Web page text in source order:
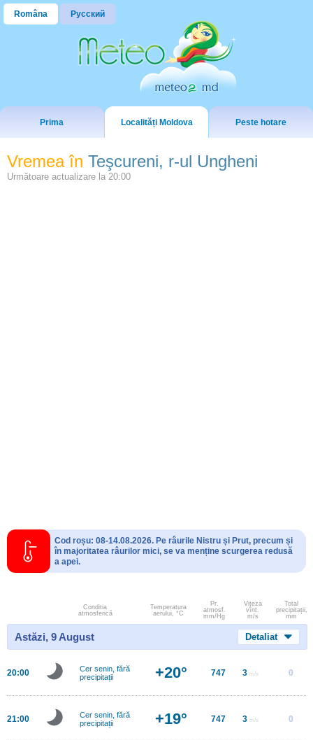
Româna Русский
Prima Localități Moldova Peste hotare
Vremea în Teşcureni, r-ul Ungheni
Următoare actualizare la 20:00
Cod roșu: 08-14.08.2026. Pe râurile Nistru și Prut, precum și
în majoritatea râurilor mici, se va menține scurgerea redusă
a apei.
Conditia
atmosferică
Temperatura
aerului, °C
Pr.
atmosf.
mm/Hg
Viteza
vînt.
m/s
Total
precipitații,
mm
Astăzi, 9 August Detaliat
20:00
Cer senin, fără
precipitații
+20° 747 3 m/s 0
21:00
Cer senin, fără
precipitații
+19° 747 3 m/s 0